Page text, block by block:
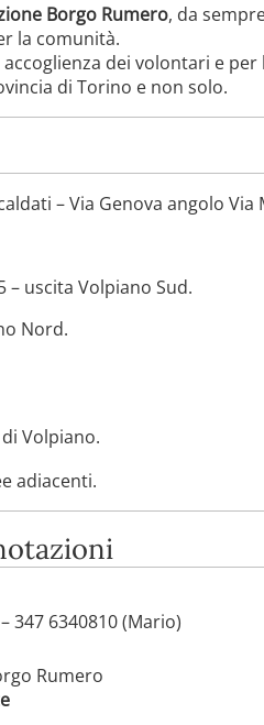
Borgo Rumero, da
la comunità.
dei volontari e
di Torino e non solo.
– Via Genova angolo Via
– uscita Volpiano Sud.
Nord.
Volpiano.
adiacenti.
347 6340810 (Mario)
Rumero